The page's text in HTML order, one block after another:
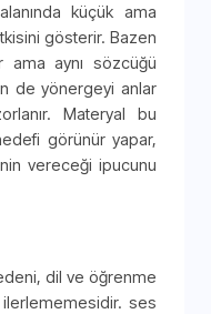
küçük ama
gösterir. Bazen
aynı sözcüğü
de yönergeyi anlar
Materyal bu
görünür yapar,
vereceği ipucunu
dil ve öğrenme
ses